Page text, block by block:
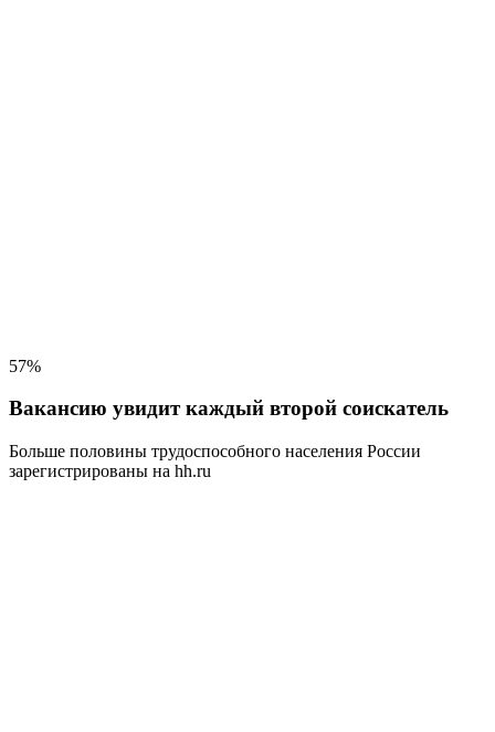
57%
Вакансию увидит каждый второй соискатель
Больше половины трудоспособного населения России
зарегистрированы на hh.ru